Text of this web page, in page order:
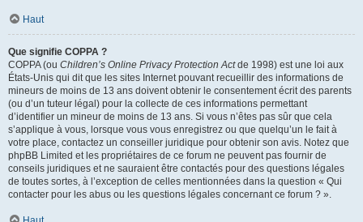
Haut
Que signifie COPPA ?
COPPA (ou Children’s Online Privacy Protection Actde 1998) est une loi aux
États-Unis qui dit que les sites Internet pouvant recueillir des informations de
mineurs de moins de 13 ans doivent obtenir le consentement écrit des parents
(ou d’un tuteur légal) pour la collecte de ces informations permettant
d’identifier un mineur de moins de 13 ans. Si vous n’êtes pas sûr que cela
s’applique à vous, lorsque vous vous enregistrez ou que quelqu’un le fait à
votre place, contactez un conseiller juridique pour obtenir son avis. Notez que
phpBB Limited et les propriétaires de ce forum ne peuvent pas fournir de
conseils juridiques et ne sauraient être contactés pour des questions légales
de toutes sortes, à l’exception de celles mentionnées dans la question « Qui
contacter pour les abus ou les questions légales concernant ce forum ? ».